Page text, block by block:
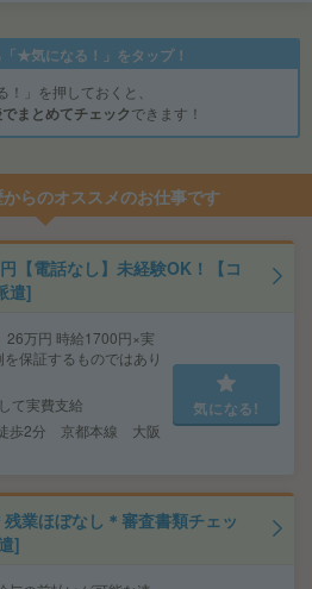
★気になる！」をタップ！
！」を押しておくと、
まとめてチェックできます！
らのオススメのお仕事です
【電話なし】未経験OK！【コ
遣]
万円 時給1700円×実
保証するものではあり
て実費支給
歩2分 京都本線 大阪
気になる!
業ほぼなし＊審査書類チェッ
]